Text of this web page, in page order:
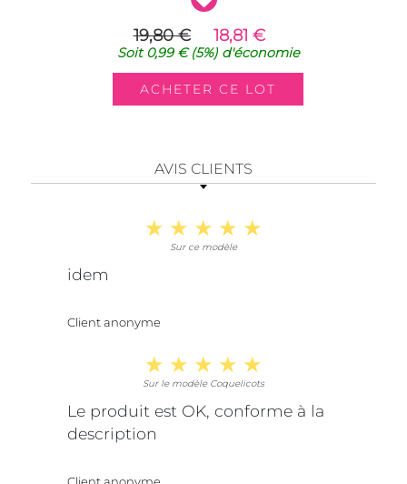
19,80 € 18,81 €
Soit0,99 €(5%)d'économie
AVIS CLIENTS
Sur ce modèle
idem
Client anonyme
Sur le modèle Coquelicots
Le produit est OK, conforme à la
description